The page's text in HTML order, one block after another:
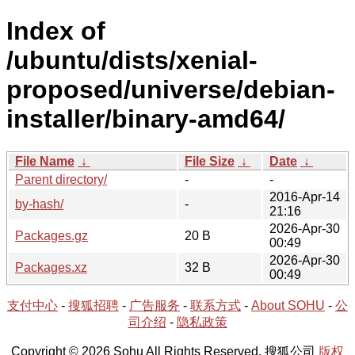
Index of
/ubuntu/dists/xenial-
proposed/universe/debian-
installer/binary-amd64/
File Name ↓ File Size ↓ Date ↓
Parent directory/
-
-
by-hash/
-
2016-Apr-14
21:16
Packages.gz
20 B
2026-Apr-30
00:49
Packages.xz
32 B
2026-Apr-30
00:49
支付中心 - 搜狐招聘 - 广告服务 - 联系方式 - About SOHU - 公
司介绍 - 隐私政策
Copyright © 2026 Sohu All Rights Reserved. 搜狐公司 版权